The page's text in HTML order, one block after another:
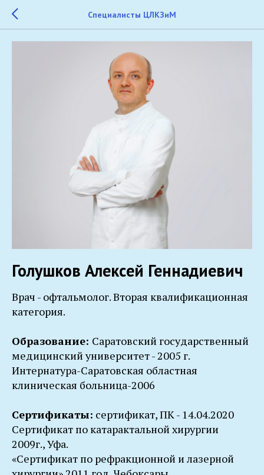
Cпециалисты ЦЛКЗиМ
Голушков Алексей Геннадиевич
Врач - офтальмолог. Вторая квалификационная
категория.
Образование: Саратовский государственный
медицинский университет - 2005 г.
Интернатура-Саратовская областная
клиническая больница-2006
Сертификаты: сертификат, ПК - 14.04.2020
Сертификат по катарактальной хирургии
2009г., Уфа.
«Сертификат по рефракционной и лазерной